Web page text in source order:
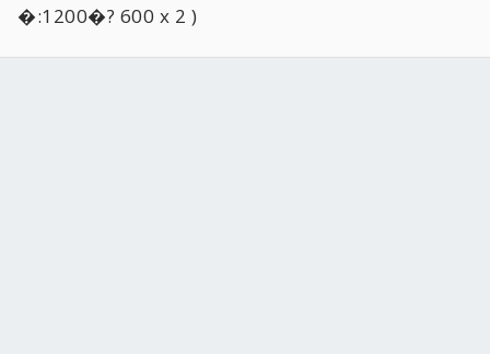
�:1200�? 600 x 2 )